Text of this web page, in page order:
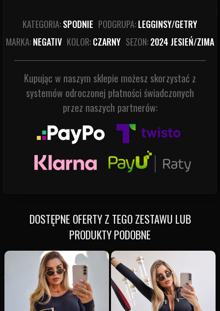
KATEGORIA:SPODNIE PODGRUPA:LEGGINSY/GETRY
MARKA:NEGATIV KOLOR:CZARNY SEZON:2024 JESIEŃ/ZIMA
Kupując w naszym sklepie możesz skorzystać z
systemów odroczonej płatności świadczonych
przez naszych partnerów:
DOSTĘPNE OFERTY Z TEGO ZESTAWU LUB
PRODUKTY PODOBNE